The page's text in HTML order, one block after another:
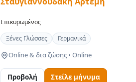
Επικυρωμένος
Ξένες Γλώσσες
Γερμανικά
Online & δια ζώσης • Online
Προβολή Στείλε μήνυμα